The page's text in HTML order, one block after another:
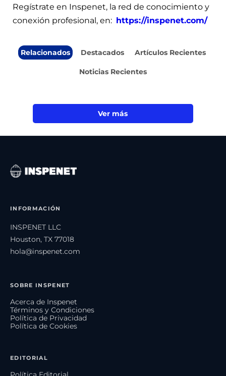
Regístrate en Inspenet, la red de conocimiento y
conexión profesional, en: https://inspenet.com/
Relacionados Destacados Artículos Recientes
Noticias Recientes
Ver más
INFORMACIÓN
INSPENET LLC
Houston, TX 77018
hola@inspenet.com
SOBRE INSPENET
Acerca de Inspenet
Términos y Condiciones
Política de Privacidad
Política de Cookies
EDITORIAL
Política Editorial